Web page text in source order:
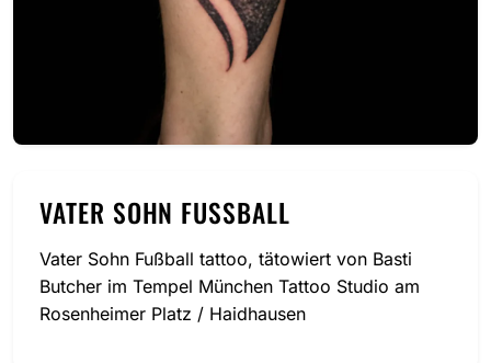
VATER SOHN FUSSBALL
Vater Sohn Fußball tattoo, tätowiert von Basti
Butcher im Tempel München Tattoo Studio am
Rosenheimer Platz / Haidhausen